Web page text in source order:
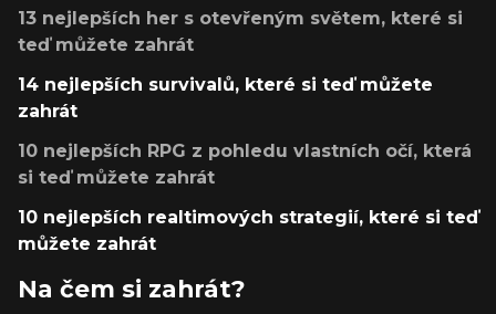
13 nejlepších her s otevřeným světem, které si
teď můžete zahrát
14 nejlepších survivalů, které si teď můžete
zahrát
10 nejlepších RPG z pohledu vlastních očí, která
si teď můžete zahrát
10 nejlepších realtimových strategií, které si teď
můžete zahrát
Na čem si zahrát?